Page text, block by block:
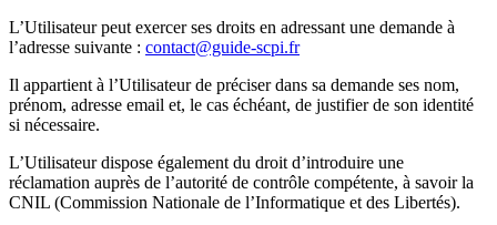
L’Utilisateur peut exercer ses droits en adressant une demande à
l’adresse suivante : contact@guide-scpi.fr
Il appartient à l’Utilisateur de préciser dans sa demande ses nom,
prénom, adresse email et, le cas échéant, de justifier de son identité
si nécessaire.
L’Utilisateur dispose également du droit d’introduire une
réclamation auprès de l’autorité de contrôle compétente, à savoir la
CNIL (Commission Nationale de l’Informatique et des Libertés).